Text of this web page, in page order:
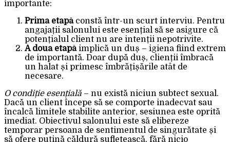
importante:
Prima etapăconstă într-un scurt interviu. Pentru
angajații salonului este esențial să se asigure că
potențialul client nu are intenții nepotrivite.
A doua etapăimplică un duș – igiena fiind extrem
de importantă. Doar după duș, clienții îmbracă
un halat și primesc îmbrățișările atât de
necesare.
O condiție esențială – nu există niciun subtect sexual.
Dacă un client începe să se comporte inadecvat sau
încalcă limitele stabilite anterior, sesiunea este oprită
imediat. Obiectivul salonului este să elibereze
temporar persoana de sentimentul de singurătate și
să ofere puțină căldură sufletească, fără nicio